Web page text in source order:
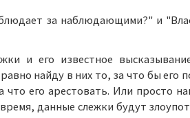
за наблюдающими?" и
и его известное
найду в них то, за что бы
его арестовать. Или просто
данные слежки будут